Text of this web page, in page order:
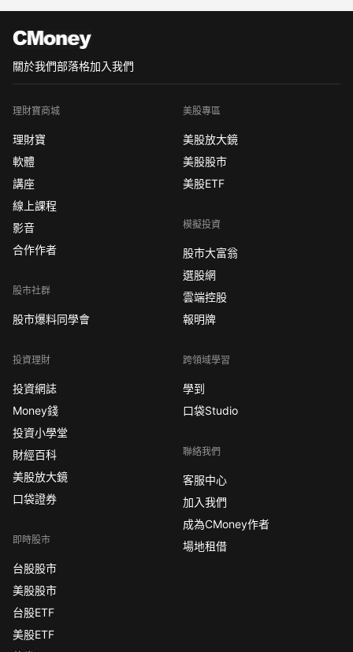
關於我們部落格加入我們
理財寶商城
理財寶
軟體
講座
線上課程
影音
合作作者
股市社群
股市爆料同學會
投資理財
投資網誌
Money錢
投資小學堂
財經百科
美股放大鏡
口袋證券
即時股市
台股股市
美股股市
台股ETF
美股ETF
美股專區
美股放大鏡
美股股市
美股ETF
模擬投資
股市大富翁
選股網
雲端控股
報明牌
跨領域學習
學到
口袋Studio
聯絡我們
客服中心
加入我們
成為CMoney作者
場地租借